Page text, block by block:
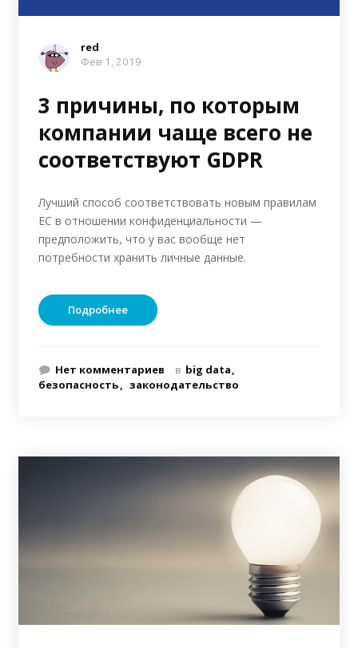
red
Фев 1, 2019
3 причины, по которым
компании чаще всего не
соответствуют GDPR
Лучший способ соответствовать новым правилам
ЕС в отношении конфиденциальности —
предположить, что у вас вообще нет
потребности хранить личные данные.
Подробнее
Нет комментариев в big data
безопасность
законодательство